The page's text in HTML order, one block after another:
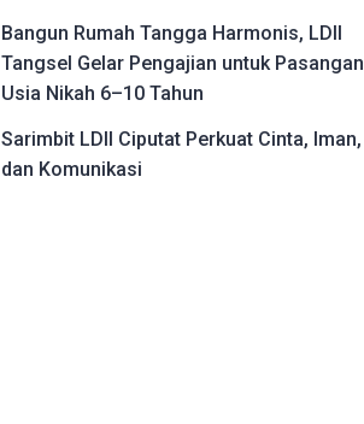
Bangun Rumah Tangga Harmonis, LDII
Tangsel Gelar Pengajian untuk Pasangan
Usia Nikah 6–10 Tahun
Sarimbit LDII Ciputat Perkuat Cinta, Iman,
dan Komunikasi